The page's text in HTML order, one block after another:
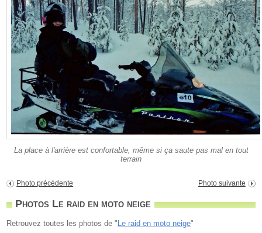
La place à l'arrière est confortable, même si ça saute pas mal en tout
terrain
Photo précédente Photo suivante
Photos Le raid en moto neige
Retrouvez toutes les photos de " Le raid en moto neige"